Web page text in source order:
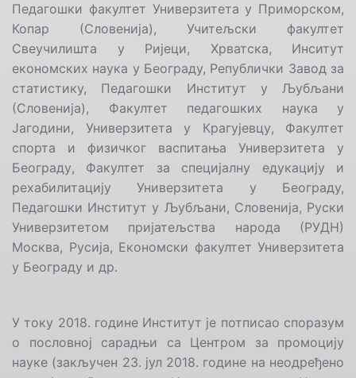
Педагошки факултет Универзитета у Приморском,
Копар (Словенија), Учитељски факултет
Свеучилишта у Ријеци, Хрватска, Инситут
економских наука у Београду, Републички Завод за
статистику, Педагошки Институт у Љубљани
(Словенија), Факултет педагошких наука у
Јагодини, Универзитета у Крагујевцу, Факултет
спорта и физичког васпитања Универзитета у
Београду, Факултет за специјалну едукацију и
рехабилитацију Универзитета у Београду,
Педагошки Институт у Љубљани, Словенија, Руски
Универзитетом пријатељства народа (РУДН)
Москва, Русија, Економски факултет Универзитета
у Београду и др.
У току 2018. године Институт је потписао споразум
о пословној сарадњи са Центром за промоцију
науке (закључен 23. јул 2018. године на неодређено